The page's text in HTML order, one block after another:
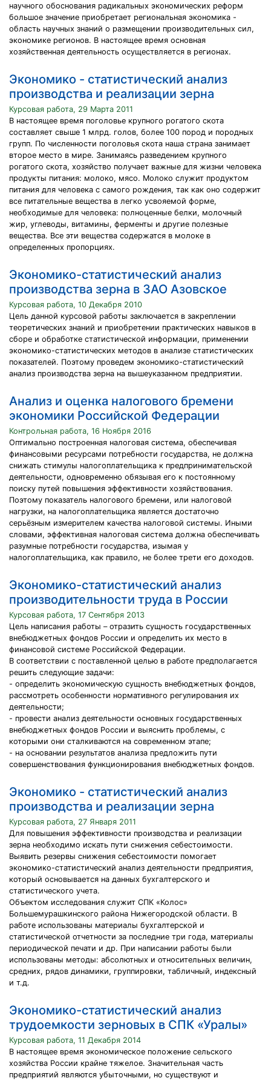
научного обоснования радикальных экономических реформ
большое значение приобретает региональная экономика -
область научных знаний о размещении производительных сил,
экономике регионов. В настоящее время основная
хозяйственная деятельность осуществляется в регионах.
Экономико - статистический анализ
производства и реализации зерна
Курсовая работа, 29 Марта 2011
В настоящее время поголовье крупного рогатого скота
составляет свыше 1 млрд. голов, более 100 пород и породных
групп. По численности поголовья скота наша страна занимает
второе место в мире. Занимаясь разведением крупного
рогатого скота, хозяйство получает важные для жизни человека
продукты питания: молоко, мясо. Молоко служит продуктом
питания для человека с самого рождения, так как оно содержит
все питательные вещества в легко усвояемой форме,
необходимые для человека: полноценные белки, молочный
жир, углеводы, витамины, ферменты и другие полезные
вещества. Все эти вещества содержатся в молоке в
определенных пропорциях.
Экономико-статистический анализ
производства зерна в ЗАО Азовское
Курсовая работа, 10 Декабря 2010
Цель данной курсовой работы заключается в закреплении
теоретических знаний и приобретении практических навыков в
сборе и обработке статистической информации, применении
экономико-статистических методов в анализе статистических
показателей. Поэтому проведем экономико-статистический
анализ производства зерна на вышеуказанном предприятии.
Анализ и оценка налогового бремени
экономики Российской Федерации
Контрольная работа, 16 Ноября 2016
Оптимально построенная налоговая система, обеспечивая
финансовыми ресурсами потребности государства, не должна
снижать стимулы налогоплательщика к предпринимательской
деятельности, одновременно обязывая его к постоянному
поиску путей повышения эффективности хозяйствования.
Поэтому показатель налогового бремени, или налоговой
нагрузки, на налогоплательщика является достаточно
серьёзным измерителем качества налоговой системы. Иными
словами, эффективная налоговая система должна обеспечивать
разумные потребности государства, изымая у
налогоплательщика, как правило, не более трети его доходов.
Экономико-статистический анализ
производительности труда в России
Курсовая работа, 17 Сентября 2013
Цель написания работы – отразить сущность государственных
внебюджетных фондов России и определить их место в
финансовой системе Российской Федерации.
В соответствии с поставленной целью в работе предполагается
решить следующие задачи:
- определить экономическую сущность внебюджетных фондов,
рассмотреть особенности нормативного регулирования их
деятельности;
- провести анализ деятельности основных государственных
внебюджетных фондов России и выяснить проблемы, с
которыми они сталкиваются на современном этапе;
- на основании результатов анализа предложить пути
совершенствования функционирования внебюджетных фондов.
Экономико - статистический анализ
производства и реализации зерна
Курсовая работа, 27 Января 2011
Для повышения эффективности производства и реализации
зерна необходимо искать пути снижения себестоимости.
Выявить резервы снижения себестоимости помогает
экономико-статистический анализ деятельности предприятия,
который основывается на данных бухгалтерского и
статистического учета.
Объектом исследования служит СПК «Колос»
Большемурашкинского района Нижегородской области. В
работе использованы материалы бухгалтерской и
статистической отчетности за последние три года, материалы
периодической печати и др. При написании работы были
использованы методы: абсолютных и относительных величин,
средних, рядов динамики, группировки, табличный, индексный
и т.д.
Экономико-статистический анализ
трудоемкости зерновых в СПК «Уралы»
Курсовая работа, 11 Декабря 2014
В настоящее время экономическое положение сельского
хозяйства России крайне тяжелое. Значительная часть
предприятий являются убыточными, но существуют и